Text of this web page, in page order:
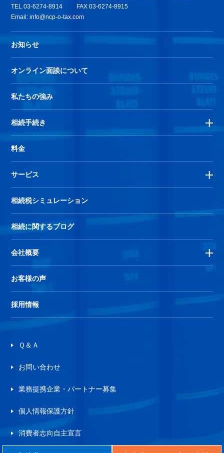
TEL03-6274-8914
FAX 03-6274-8915
Email:info@ncp-o-tax.com
お知らせ
オンライン面談について
私たちの強み
相続手続き
料金
サービス
相続税シミュレーション
相続に関するブログ
会社概要
お客様の声
採用情報
Ｑ＆Ａ
お問い合わせ
業務提携企業・パートナー募集
個人情報保護方針
消費者志向自主宣言